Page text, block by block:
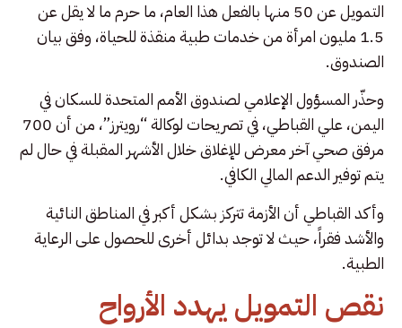
التمويل عن 50 منها بالفعل هذا العام، ما حرم ما لا يقل عن
1.5 مليون امرأة من خدمات طبية منقذة للحياة، وفق بيان
الصندوق.
وحذّر المسؤول الإعلامي لصندوق الأمم المتحدة للسكان في
اليمن، علي القباطي، في تصريحات لوكالة “رويترز”، من أن 700
مرفق صحي آخر معرض للإغلاق خلال الأشهر المقبلة في حال لم
يتم توفير الدعم المالي الكافي.
وأكد القباطي أن الأزمة تتركز بشكل أكبر في المناطق النائية
والأشد فقراً، حيث لا توجد بدائل أخرى للحصول على الرعاية
الطبية.
نقص التمويل يهدد الأرواح